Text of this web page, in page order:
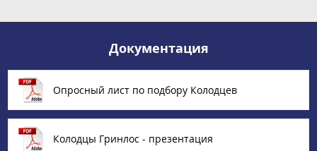
Документация
Опросный лист по подбору Колодцев
Колодцы Гринлос - презентация